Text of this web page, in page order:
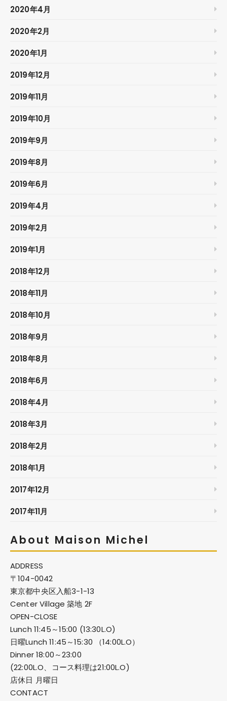
2020年4月
2020年2月
2020年1月
2019年12月
2019年11月
2019年10月
2019年9月
2019年8月
2019年6月
2019年4月
2019年2月
2019年1月
2018年12月
2018年11月
2018年10月
2018年9月
2018年8月
2018年6月
2018年4月
2018年3月
2018年2月
2018年1月
2017年12月
2017年11月
About Maison Michel
ADDRESS
〒104-0042
東京都中央区入船3-1-13
Center Village 築地 2F
OPEN-CLOSE
Lunch 11:45～15:00 (13:30L.O)
日曜Lunch 11:45～15:30 （14:00L.O）
Dinner 18:00～23:00
(22:00L.O、コース料理は21:00L.O)
店休日 月曜日
CONTACT